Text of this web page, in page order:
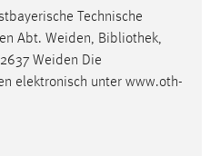
Technische
Abt. Weiden, Bibliothek,
Weiden Die
elektronisch unter www.oth-
Informationen anonym.
uns zu verstehen, wie
Website nutzen.